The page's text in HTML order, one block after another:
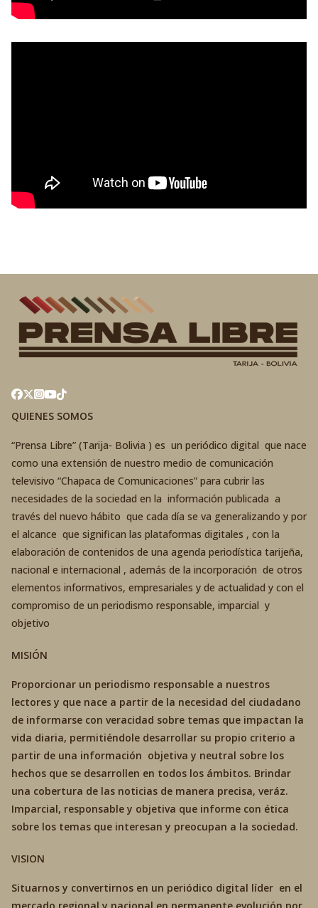
QUIENES SOMOS
“Prensa Libre” (Tarija- Bolivia ) es un periódico digital que nace
como una extensión de nuestro medio de comunicación
televisivo “Chapaca de Comunicaciones” para cubrir las
necesidades de la sociedad en la información publicada a
través del nuevo hábito que cada día se va generalizando y por
el alcance que significan las plataformas digitales , con la
elaboración de contenidos de una agenda periodística tarijeña,
nacional e internacional , además de la incorporación de otros
elementos informativos, empresariales y de actualidad y con el
compromiso de un periodismo responsable, imparcial y
objetivo
MISIÓN
Proporcionar un periodismo responsable a nuestros
lectores y que nace a partir de la necesidad del ciudadano
de informarse con veracidad sobre temas que impactan la
vida diaria, permitiéndole desarrollar su propio criterio a
partir de una información objetiva y neutral sobre los
hechos que se desarrollen en todos los ámbitos. Brindar
una cobertura de las noticias de manera precisa, veráz.
Imparcial, responsable y objetiva que informe con ética
sobre los temas que interesan y preocupan a la sociedad.
VISION
Situarnos y convertirnos en un periódico digital líder en el